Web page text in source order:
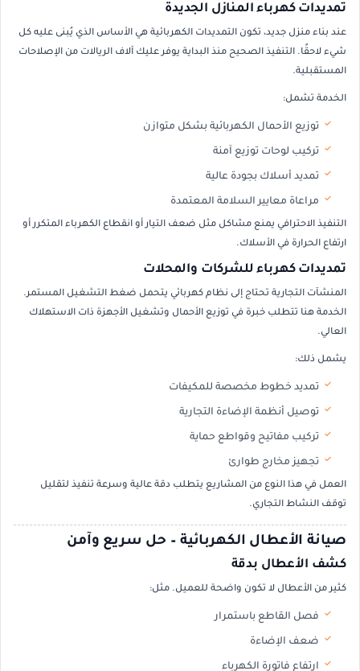
تمديدات كهرباء المنازل الجديدة
عند بناء منزل جديد، تكون التمديدات الكهربائية هي الأساس الذي يُبنى عليه كل
شيء لاحقًا. التنفيذ الصحيح منذ البداية يوفر عليك آلاف الريالات من الإصلاحات
المستقبلية.
الخدمة تشمل:
توزيع الأحمال الكهربائية بشكل متوازن
تركيب لوحات توزيع آمنة
تمديد أسلاك بجودة عالية
مراعاة معايير السلامة المعتمدة
التنفيذ الاحترافي يمنع مشاكل مثل ضعف التيار أو انقطاع الكهرباء المتكرر أو
ارتفاع الحرارة في الأسلاك.
تمديدات كهرباء للشركات والمحلات
المنشآت التجارية تحتاج إلى نظام كهربائي يتحمل ضغط التشغيل المستمر.
الخدمة هنا تتطلب خبرة في توزيع الأحمال وتشغيل الأجهزة ذات الاستهلاك
العالي.
يشمل ذلك:
تمديد خطوط مخصصة للمكيفات
توصيل أنظمة الإضاءة التجارية
تركيب مفاتيح وقواطع حماية
تجهيز مخارج طوارئ
العمل في هذا النوع من المشاريع يتطلب دقة عالية وسرعة تنفيذ لتقليل
توقف النشاط التجاري.
صيانة الأعطال الكهربائية – حل سريع وآمن
كشف الأعطال بدقة
كثير من الأعطال لا تكون واضحة للعميل. مثل:
فصل القاطع باستمرار
ضعف الإضاءة
ارتفاع فاتورة الكهرباء